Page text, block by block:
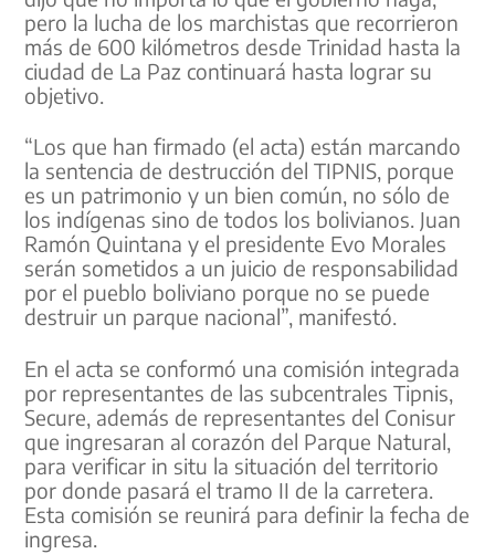
pero la lucha de los marchistas que recorrieron
más de 600 kilómetros desde Trinidad hasta la
ciudad de La Paz continuará hasta lograr su
objetivo.
“Los que han firmado (el acta) están marcando
la sentencia de destrucción del TIPNIS, porque
es un patrimonio y un bien común, no sólo de
los indígenas sino de todos los bolivianos. Juan
Ramón Quintana y el presidente Evo Morales
serán sometidos a un juicio de responsabilidad
por el pueblo boliviano porque no se puede
destruir un parque nacional”, manifestó.
En el acta se conformó una comisión integrada
por representantes de las subcentrales Tipnis,
Secure, además de representantes del Conisur
que ingresaran al corazón del Parque Natural,
para verificar in situ la situación del territorio
por donde pasará el tramo II de la carretera.
Esta comisión se reunirá para definir la fecha de
ingresa.